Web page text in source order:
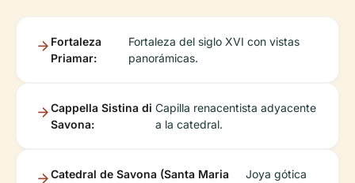
Fortaleza
Priamar:
Fortaleza del siglo XVI con vistas
panorámicas.
Cappella Sistina di
Savona:
Capilla renacentista adyacente
a la catedral.
Catedral de Savona (Santa Maria
Joya gótica